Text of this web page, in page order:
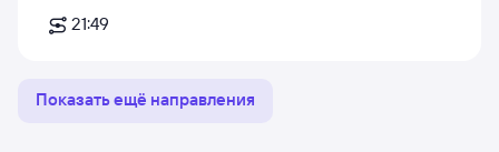
21:49
Показать ещё направления